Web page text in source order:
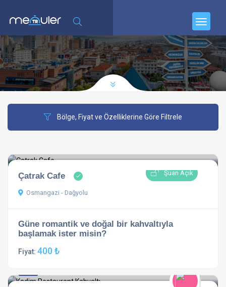
Bölge, Fiyat ve Özelliklerine Göre Filtrele
Şuan Açık
Çatrak Cafe
Osmangazi - Dağyolu
Güne romantik ve doğal bir kahvaltıyla
başlamak ister misin?
Fiyat: 400 ₺